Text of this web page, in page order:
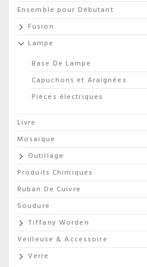
Ensemble pour Débutant
Fusion
Lampe
Base De Lampe
Capuchons et Araignées
Pièces électriques
Livre
Mosaique
Outillage
Produits Chimiques
Ruban De Cuivre
Soudure
Tiffany Worden
Veilleuse & Accessoire
Verre